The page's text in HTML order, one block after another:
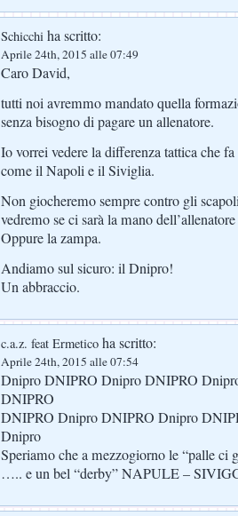
Schicchi ha scritto:
Aprile 24th, 2015 alle 07:49
Caro David,
tutti noi avremmo mandato quella
senza bisogno di pagare un allenatore.
Io vorrei vedere la differenza tattica che
come il Napoli e il Siviglia.
Non giocheremo sempre contro gli
vedremo se ci sarà la mano
Oppure la zampa.
Andiamo sul sicuro: il Dnipro!
Un abbraccio.
c.a.z. feat Ermetico ha scritto:
Aprile 24th, 2015 alle 07:54
Dnipro DNIPRO Dnipro DNIPRO
DNIPRO
DNIPRO Dnipro DNIPRO Dnipro
Dnipro
Speriamo che a mezzogiorno le “palle
….. e un bel “derby” NAPULE –